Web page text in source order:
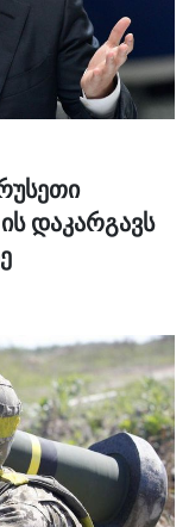
დაკარგავს